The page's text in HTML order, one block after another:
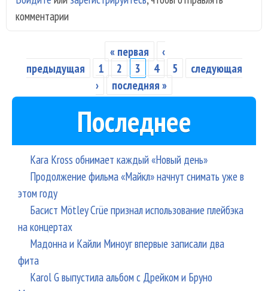
комментарии
Страницы
« первая
‹
предыдущая
1 2 3 4 5
следующая
›
последняя »
Последнее
Kara Kross обнимает каждый «Новый день»
Продолжение фильма «Майкл» начнут снимать уже в
этом году
Басист Mötley Crüe признал использование плейбэка
на концертах
Мадонна и Кайли Миноуг впервые записали два
фита
Karol G выпустила альбом с Дрейком и Бруно